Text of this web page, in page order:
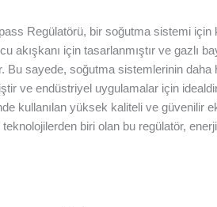
Regülatörü, bir soğutma sistemi
akışkanı için tasarlanmıştır ve gazlı
Bu sayede, soğutma sistemlerinin
ve endüstriyel uygulamalar için
kullanılan yüksek kaliteli ve güvenilir
biri olan bu regülatör,